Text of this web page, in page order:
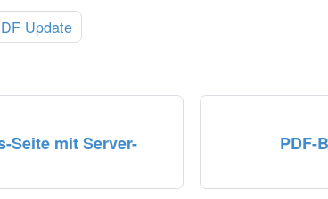
Update
Seite mit Server-
PDF-